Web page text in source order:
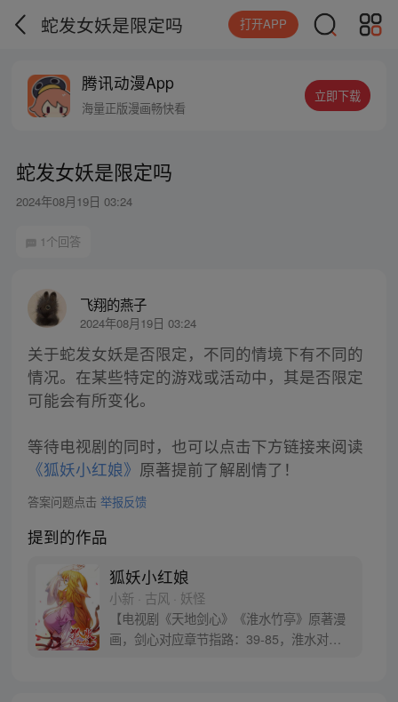
蛇发女妖是限定吗 打开APP
腾讯动漫App
海量正版漫画畅快看
立即下载
蛇发女妖是限定吗
2024年08月19日 03:24
1个回答
飞翔的燕子
2024年08月19日 03:24
关于蛇发女妖是否限定，不同的情境下有不同的
情况。在某些特定的游戏或活动中，其是否限定
可能会有所变化。
等待电视剧的同时，也可以点击下方链接来阅读
《狐妖小红娘》 原著提前了解剧情了！
答案问题点击 举报反馈
提到的作品
狐妖小红娘
小新 · 古风 · 妖怪
【电视剧《天地剑心》《淮水竹亭》原著漫
画，剑心对应章节指路：39-85，淮水对应